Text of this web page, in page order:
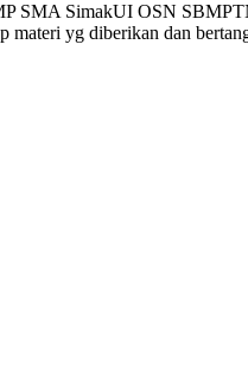
SMA SimakUI OSN
materi yg diberikan dan